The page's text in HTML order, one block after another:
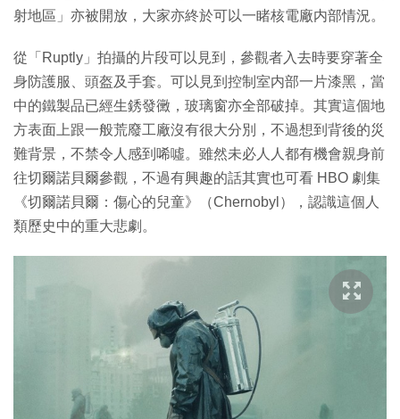
射地區」亦被開放，大家亦終於可以一睹核電廠内部情況。
從「Ruptly」拍攝的片段可以見到，參觀者入去時要穿著全
身防護服、頭盔及手套。可以見到控制室内部一片漆黑，當
中的鐵製品已經生銹發黴，玻璃窗亦全部破掉。其實這個地
方表面上跟一般荒廢工廠沒有很大分別，不過想到背後的災
難背景，不禁令人感到唏噓。雖然未必人人都有機會親身前
往切爾諾貝爾參觀，不過有興趣的話其實也可看 HBO 劇集
《切爾諾貝爾：傷心的兒童》（Chernobyl），認識這個人
類歷史中的重大悲劇。